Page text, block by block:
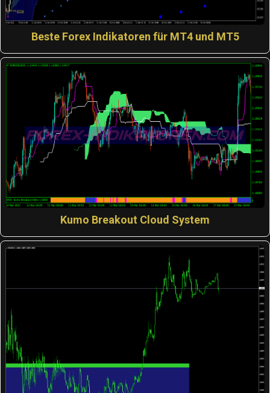
Beste Forex Indikatoren für MT4 und MT5
Kumo Breakout Cloud System